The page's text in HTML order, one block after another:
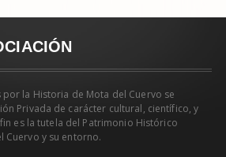
la Historia de Mota del Cuervo se
Privada de carácter cultural, científico, y
es la tutela del Patrimonio Histórico
Cuervo y su entorno.